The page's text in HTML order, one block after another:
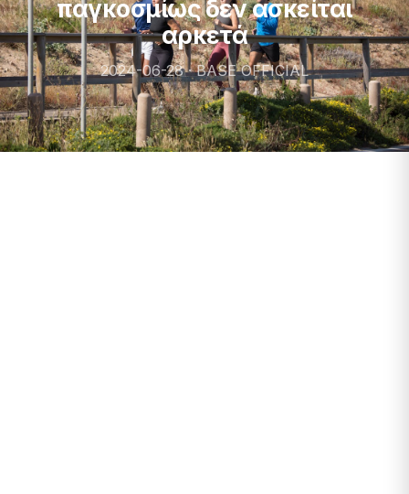
παγκοσμίως δεν ασκείται
αρκετά
2024-06-28 · BASE OFFICIAL